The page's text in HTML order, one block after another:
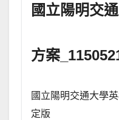
國立陽明交
方案
國立陽明交通大學
定版